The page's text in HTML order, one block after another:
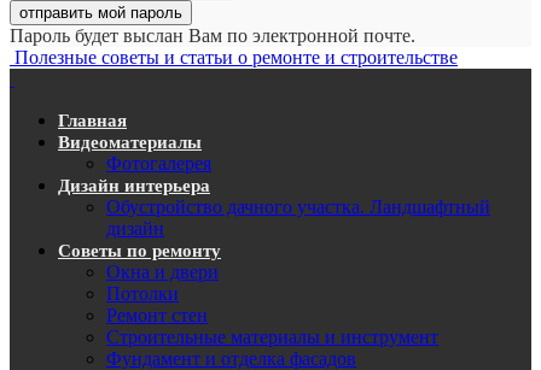
Пароль будет выслан Вам по электронной почте.
Полезные советы и статьи о ремонте и строительстве
Главная
Видеоматериалы
Фотогалерея
Дизайн интерьера
Обустройство дачного участка. Ландшафтный
дизайн
Советы по ремонту
Окна и двери
Потолки
Ремонт стен
Строительные материалы и инструмент
Фундамент и отделка фасадов